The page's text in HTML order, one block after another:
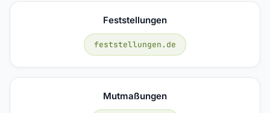
Feststellungen
feststellungen.de
Mutmaßungen